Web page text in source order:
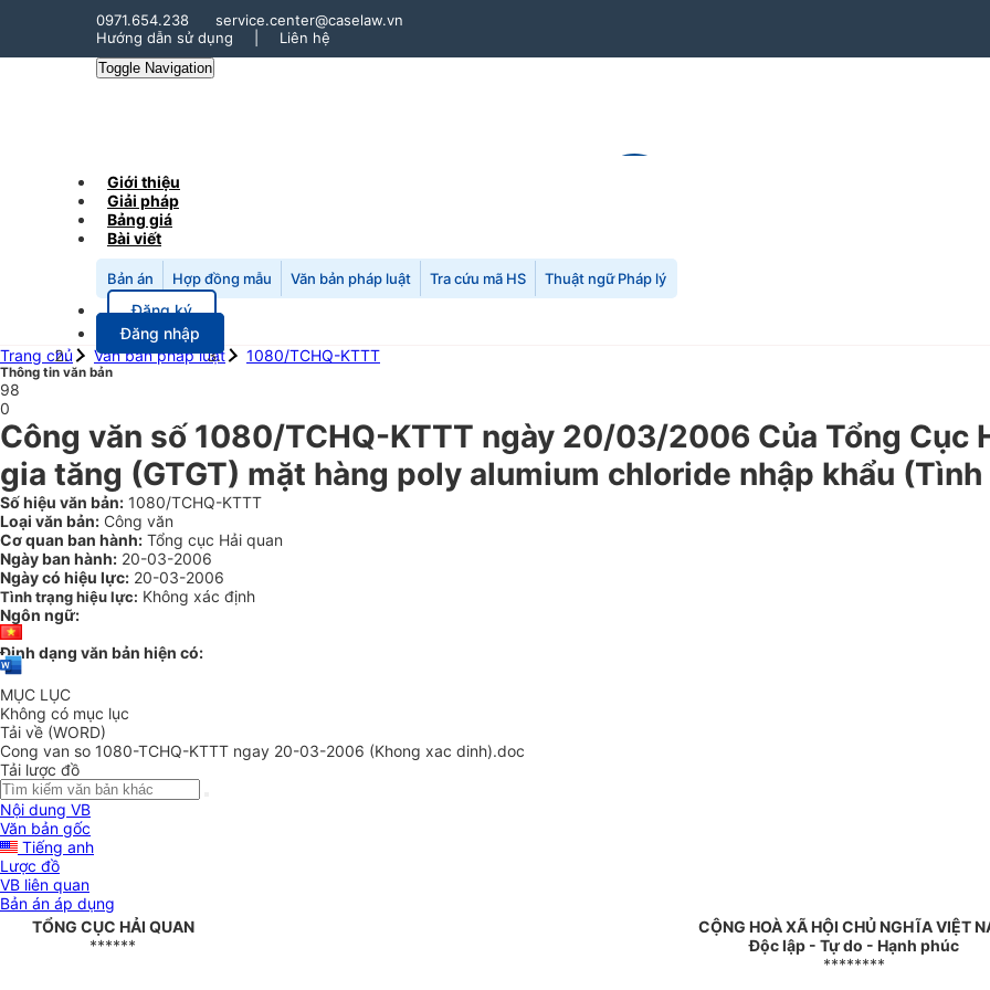
0971.654.238
service.center@caselaw.vn
Hướng dẫn sử dụng
Liên hệ
Toggle Navigation
Giới thiệu
Giải pháp
Bảng giá
Bài viết
Bản án Hợp đồng mẫu Văn bản pháp luật Tra cứu mã HS Thuật ngữ Pháp lý
Đăng ký
Đăng nhập
Trang chủ
Văn bản pháp luật 1080/TCHQ-KTTT
Thông tin văn bản
98
0
Công văn số 1080/TCHQ-KTTT ngày 20/03/2006 Của Tổng Cục
gia tăng (GTGT) mặt hàng poly alumium chloride nhập khẩu
Số hiệu văn bản: 1080/TCHQ-KTTT
Loại văn bản: Công văn
Cơ quan ban hành: Tổng cục Hải quan
Ngày ban hành: 20-03-2006
Ngày có hiệu lực: 20-03-2006
Tình trạng hiệu lực: Không xác định
Ngôn ngữ:
Định dạng văn bản hiện có:
MỤC LỤC
Không có mục lục
Tải về (WORD)
Cong van so 1080-TCHQ-KTTT ngay 20-03-2006 (Khong xac dinh).doc
Tải lược đồ
Nội dung VB
Văn bản gốc
Tiếng anh
Lược đồ
VB liên quan
Bản án áp dụng
TỔNG CỤC HẢI QUAN
******
CỘNG HOÀ XÃ HỘI CHỦ NGHĨA VIỆT
Độc lập - Tự do - Hạnh phúc
********